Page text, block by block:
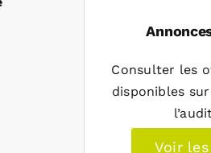
Consulter les
disponibles
Voir